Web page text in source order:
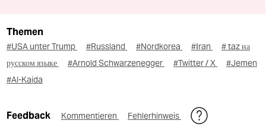
Themen
#USA unter Trump #Russland #Nordkorea #Iran
# taz на
русском языке
#Arnold Schwarzenegger #Twitter / X
#Jemen
#Al-Kaida
Feedback Kommentieren Fehlerhinweis